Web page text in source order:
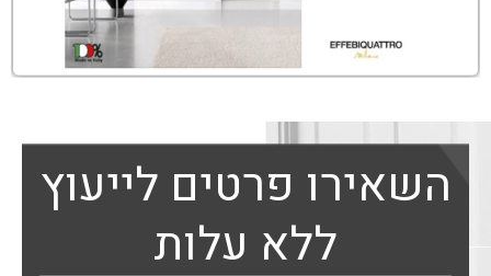
השאירו פרטים לייעוץ
ללא עלות